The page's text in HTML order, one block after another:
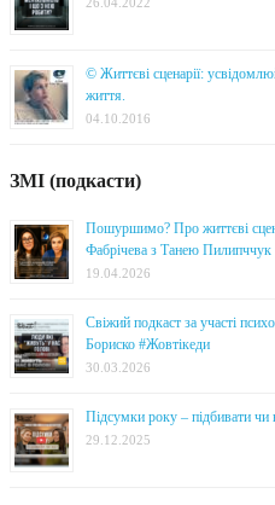
© Життєві сценарії:
життя.
04.10.2016
ЗМІ (подкасти)
Пошуршимо? Про життєві
Фабрічева з Танею Пилипччук
19.04.2026
Свіжий подкаст за участі
Бориско #Жовтікеди
30.03.2026
Підсумки року – підбивати чи
29.12.2025